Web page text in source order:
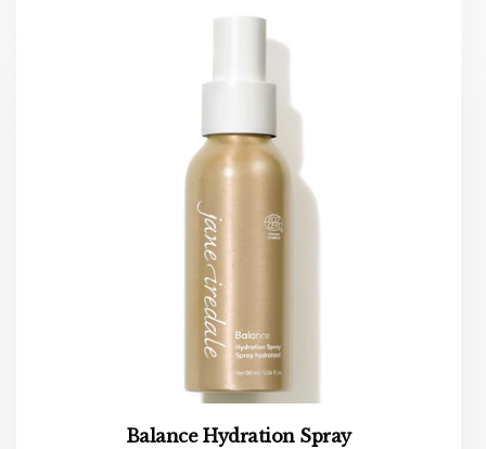
Balance Hydration Spray